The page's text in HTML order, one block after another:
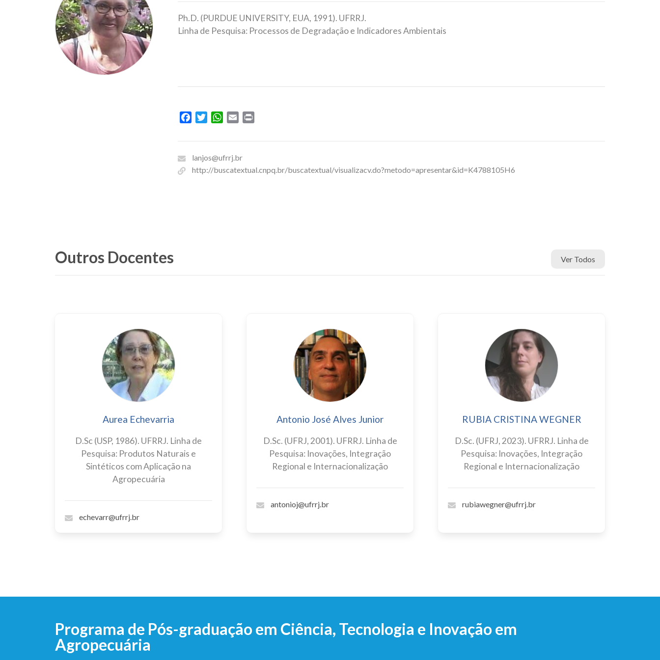
Ph.D. (PURDUE UNIVERSITY, EUA, 1991). UFRRJ.
Linha de Pesquisa: Processos de Degradação e Indicadores Ambientais
FacebookTwitterWhatsApp
Email
lanjos@ufrrj.br
http://buscatextual.cnpq.br/buscatextual/visualizacv.do?metodo=apresentar&id=K4788105H6
Ver Todos
Outros Docentes
Aurea Echevarria
D.Sc (USP, 1986). UFRRJ. Linha de
Pesquisa: Produtos Naturais e
Sintéticos com Aplicação na
Agropecuária
echevarr@ufrrj.br
Antonio José Alves Junior
D.Sc. (UFRJ, 2001). UFRRJ. Linha de
Pesquisa: Inovações, Integração
Regional e Internacionalização
antonioj@ufrrj.br
RUBIA CRISTINA WEGNER
D.Sc. (UFRJ, 2023). UFRRJ. Linha de
Pesquisa: Inovações, Integração
Regional e Internacionalização
rubiawegner@ufrrj.br
Programa de Pós-graduação em Ciência, Tecnologia e Inovação em
Agropecuária